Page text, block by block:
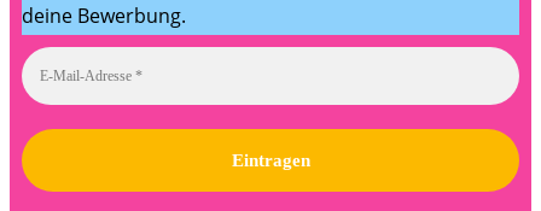
deine Bewerbung.